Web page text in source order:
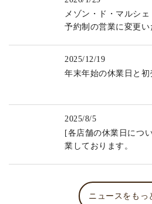
メゾン・ド・マルシ
予約制の営業に変更い
2025/12/19
年末年始の休業日と初
2025/8/5
[各店舗の休業日につ
業しております。
ニュースをもっ